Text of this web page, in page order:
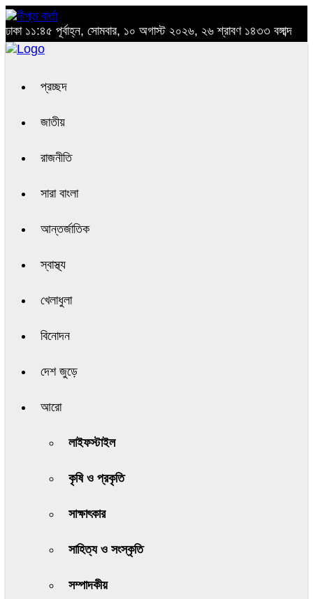
ঢাকা ১১:৪৫ পূর্বাহ্ন, সোমবার, ১০ অগাস্ট ২০২৬, ২৬ শ্রাবণ ১৪৩৩ বঙ্গাব্দ
প্রচ্ছদ
জাতীয়
রাজনীতি
সারা বাংলা
আন্তর্জাতিক
স্বাস্থ্য
খেলাধুলা
বিনোদন
দেশ জুড়ে
আরো
লাইফস্টাইল
কৃষি ও প্রকৃতি
সাক্ষাৎকার
সাহিত্য ও সংস্কৃতি
সম্পাদকীয়